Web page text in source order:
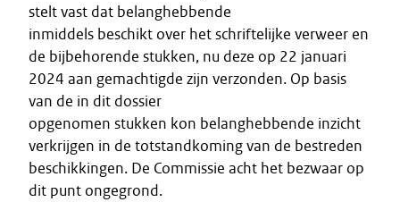
stelt vast dat belanghebbende
inmiddels beschikt over het schriftelijke verweer en
de bijbehorende stukken, nu deze op 22 januari
2024 aan gemachtigde zijn verzonden. Op basis
van de in dit dossier
opgenomen stukken kon belanghebbende inzicht
verkrijgen in de totstandkoming van de bestreden
beschikkingen. De Commissie acht het bezwaar op
dit punt ongegrond.